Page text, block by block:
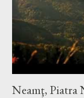
Neamţ, Piatra